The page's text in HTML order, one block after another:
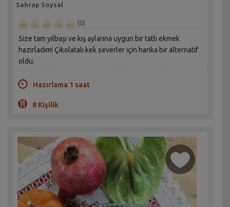
Sahrap Soysal
(0)
Size tam yılbaşı ve kış aylarına uygun bir tatlı ekmek
hazırladım! Çikolatalı kek severler için harika bir alternatif
oldu.
Hazırlama 1 saat
8 Kişilik